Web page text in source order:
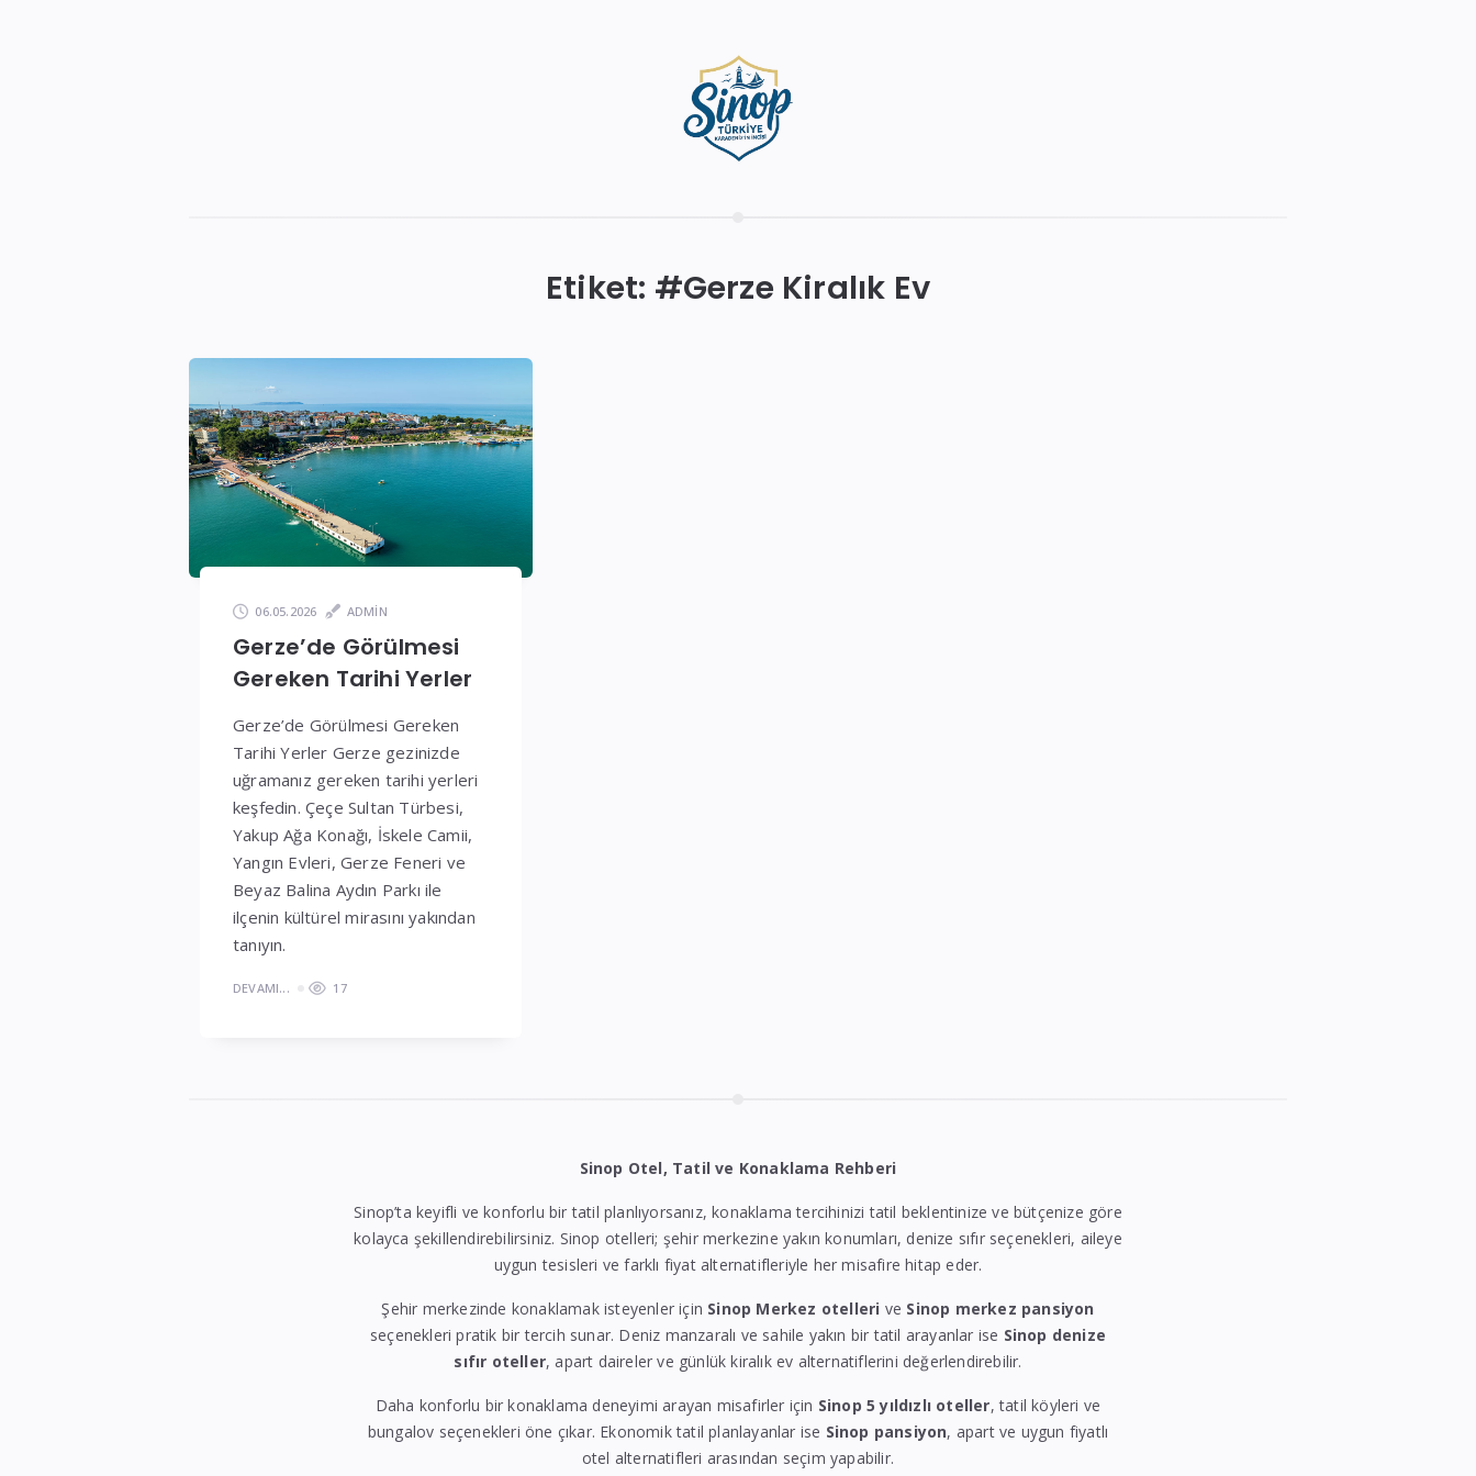
İyi
Konaklama
Seçenekleri
ve
Fiyatlar
Etiket: #Gerze Kiralık Ev
06.05.2026 ADMIN
Gerze’de Görülmesi
Gereken Tarihi Yerler
Gerze’de Görülmesi Gereken
Tarihi Yerler Gerze gezinizde
uğramanız gereken tarihi yerleri
keşfedin. Çeçe Sultan Türbesi,
Yakup Ağa Konağı, İskele Camii,
Yangın Evleri, Gerze Feneri ve
Beyaz Balina Aydın Parkı ile
ilçenin kültürel mirasını yakından
tanıyın.
DEVAMI... 17
Sinop Otel, Tatil ve Konaklama Rehberi
Sinop’ta keyifli ve konforlu bir tatil planlıyorsanız, konaklama tercihinizi tatil beklentinize ve bütçenize göre
kolayca şekillendirebilirsiniz. Sinop otelleri; şehir merkezine yakın konumları, denize sıfır seçenekleri, aileye
uygun tesisleri ve farklı fiyat alternatifleriyle her misafire hitap eder.
Şehir merkezinde konaklamak isteyenler için Sinop Merkez otelleri ve Sinop merkez pansiyon
seçenekleri pratik bir tercih sunar. Deniz manzaralı ve sahile yakın bir tatil arayanlar ise Sinop denize
sıfır oteller, apart daireler ve günlük kiralık ev alternatiflerini değerlendirebilir.
Daha konforlu bir konaklama deneyimi arayan misafirler için Sinop 5 yıldızlı oteller, tatil köyleri ve
bungalov seçenekleri öne çıkar. Ekonomik tatil planlayanlar ise Sinop pansiyon, apart ve uygun fiyatlı
otel alternatifleri arasından seçim yapabilir.